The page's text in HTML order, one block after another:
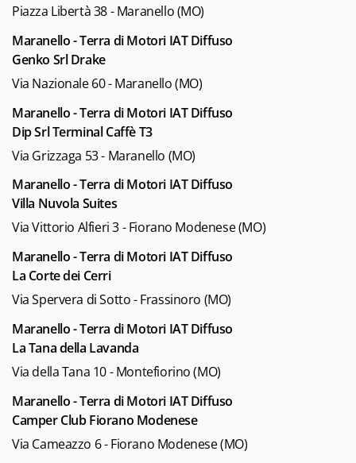
Piazza Libertà 38 - Maranello (MO)
Maranello - Terra di Motori IAT Diffuso
Genko Srl Drake
Via Nazionale 60 - Maranello (MO)
Maranello - Terra di Motori IAT Diffuso
Dip Srl Terminal Caffè T3
Via Grizzaga 53 - Maranello (MO)
Maranello - Terra di Motori IAT Diffuso
Villa Nuvola Suites
Via Vittorio Alfieri 3 - Fiorano Modenese (MO)
Maranello - Terra di Motori IAT Diffuso
La Corte dei Cerri
Via Spervera di Sotto - Frassinoro (MO)
Maranello - Terra di Motori IAT Diffuso
La Tana della Lavanda
Via della Tana 10 - Montefiorino (MO)
Maranello - Terra di Motori IAT Diffuso
Camper Club Fiorano Modenese
Via Cameazzo 6 - Fiorano Modenese (MO)